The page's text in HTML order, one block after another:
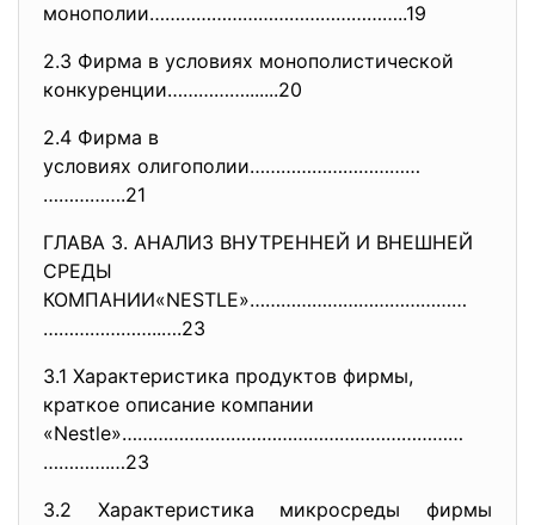
монополии…………………………………………..19
2.3 Фирма в условиях монополистической
конкуренции…………….......20
2.4 Фирма в
условиях олигополии……………………………
…………….21
ГЛАВА 3. АНАЛИЗ ВНУТРЕННЕЙ И ВНЕШНЕЙ
СРЕДЫ
КОМПАНИИ«NESTLE»……………………………………
…………………..….23
3.1 Характеристика продуктов фирмы,
краткое описание компании
«Nestle»…………………………………………………………
………….…23
3.2 Характеристика микросреды фирмы